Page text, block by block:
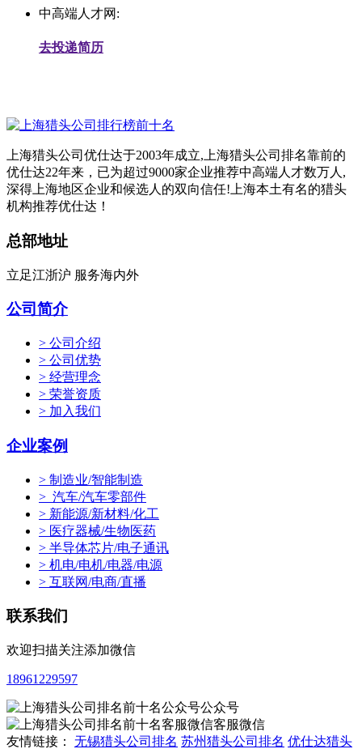
中高端人才网:
去投递简历
上海猎头公司优仕达于2003年成立,上海猎头公司排名靠前的
优仕达22年来，已为超过9000家企业推荐中高端人才数万人,
深得上海地区企业和候选人的双向信任!上海本土有名的猎头
机构推荐优仕达！
总部地址
立足江浙沪 服务海内外
公司简介
> 公司介绍
> 公司优势
> 经营理念
> 荣誉资质
> 加入我们
企业案例
> 制造业/智能制造
> 汽车/汽车零部件
> 新能源/新材料/化工
> 医疗器械/生物医药
> 半导体芯片/电子通讯
> 机电/电机/电器/电源
> 互联网/电商/直播
联系我们
欢迎扫描关注添加微信
18961229597
公众号
客服微信
友情链接： 无锡猎头公司排名 苏州猎头公司排名 优仕达猎头